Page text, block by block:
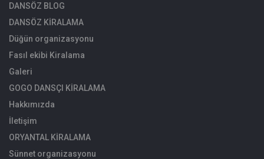
DANSÖZ BLOG
DANSÖZ KİRALAMA
Düğün organizasyonu
Fasıl ekibi Kiralama
Galeri
GOGO DANSÇI KİRALAMA
Hakkımızda
İletişim
ORYANTAL KİRALAMA
Sünnet organizasyonu